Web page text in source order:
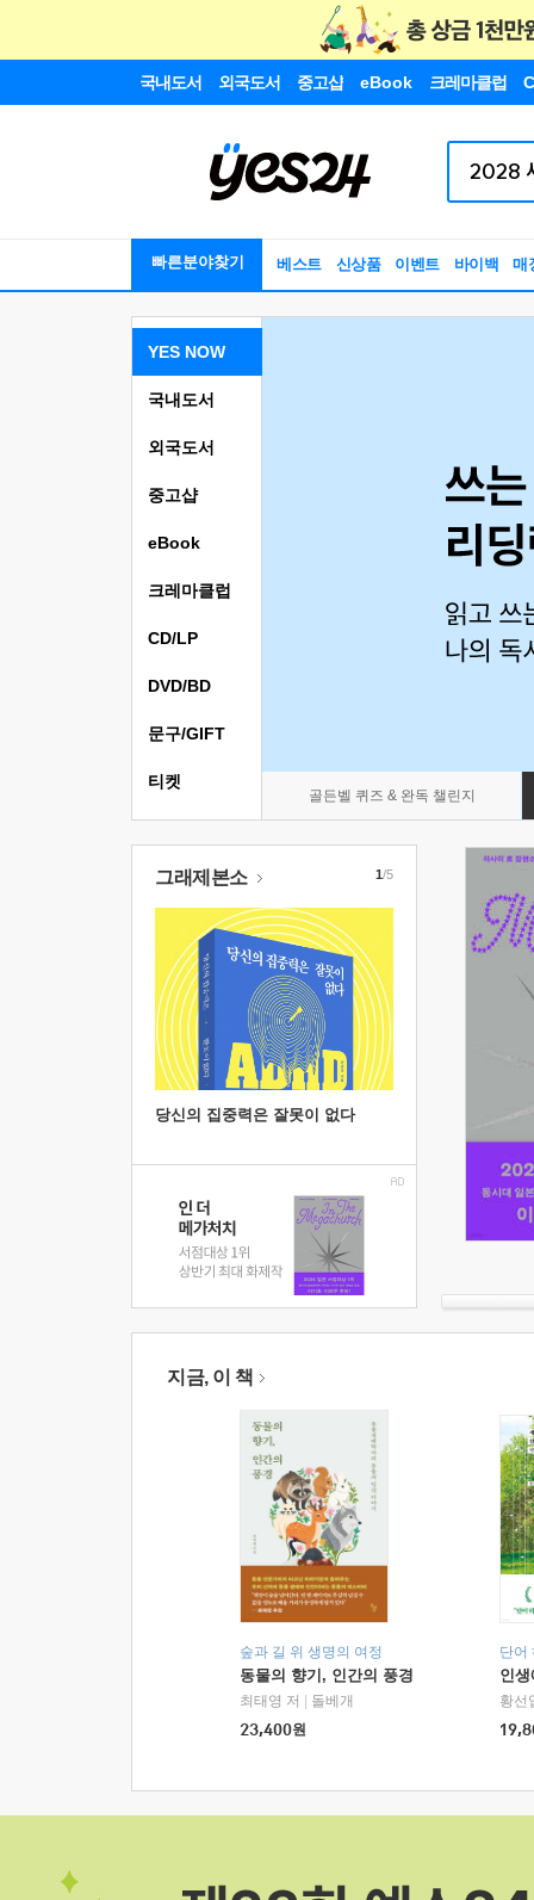
국내도서 외국도서 중고샵 eBook 크레마클럽
빠른분야찾기 베스트 신상품 이벤트 바이백 매
YES NOW
골든벨 퀴즈 & 완독 챌린지
국내도서
외국도서
중고샵
eBook
크레마클럽
CD/LP
DVD/BD
문구/GIFT
티켓
그래제본소
당신의 집중력은 잘못이 없다
1/5
지금, 이 책
숲과 길 위 생명의 여정
동물의 향기, 인간의 풍경
최태영 저
돌베개
23,400원
단어
인
황선